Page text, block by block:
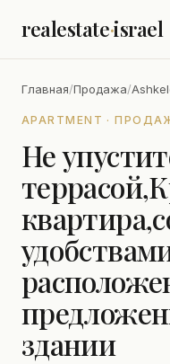
realestate·israel
Главная/Продажа/
APARTMENT ·
Не
здании